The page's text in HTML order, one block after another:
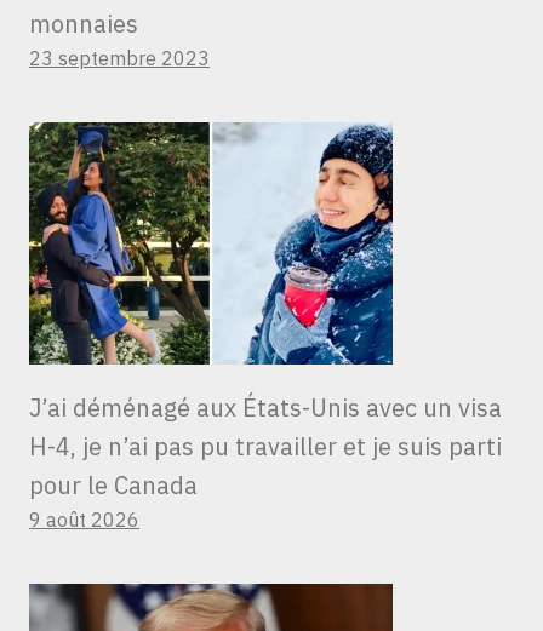
monnaies
23 septembre 2023
J’ai déménagé aux États-Unis avec un visa
H-4, je n’ai pas pu travailler et je suis parti
pour le Canada
9 août 2026